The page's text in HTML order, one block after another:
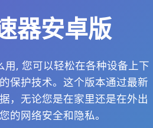
器安卓版
用, 您可以轻松在各种设备上下
保护技术。这个版本通过最新
，无论您是在家里还是在外出
的网络安全和隐私。